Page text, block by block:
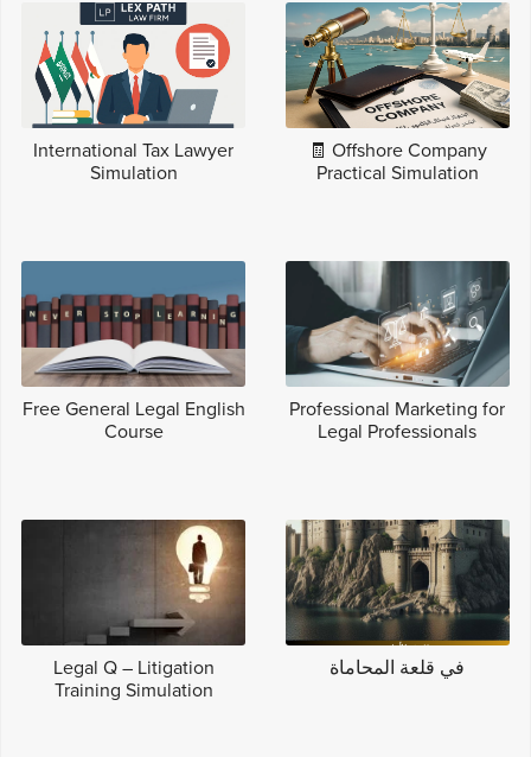
International Tax Lawyer
Simulation
🧾 Offshore Company
Practical Simulation
Free General Legal English
Course
Professional Marketing for
Legal Professionals
Legal Q – Litigation
Training Simulation
في قلعة المحاماة